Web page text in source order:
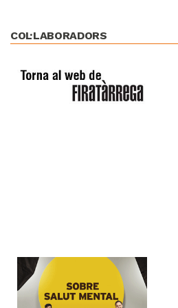
COL·LABORADORS